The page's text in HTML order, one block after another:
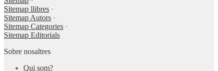
Sitemap llibres ·
Sitemap Autors ·
Sitemap Categories ·
Sitemap Editorials
Sobre nosaltres
Qui som?